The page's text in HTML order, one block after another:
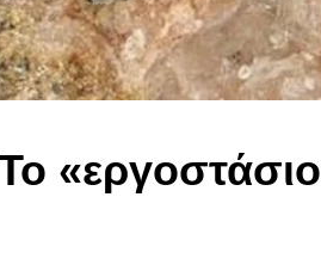
«εργοστάσιο